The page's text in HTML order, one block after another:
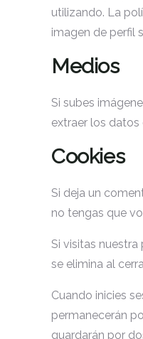
utilizando. La
imagen de perfil
Medios
Si subes
extraer los datos
Cookies
Si deja un
no tengas que
Si visitas
se elimina al
Cuando inicies
permanecerán
guardarán por